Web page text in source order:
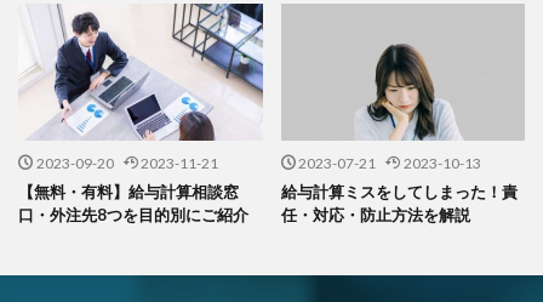
2023-09-20 2023-11-21
【無料・有料】給与計算相談窓
口・外注先8つを目的別にご紹介
2023-07-21 2023-10-13
給与計算ミスをしてしまった！責
任・対応・防止方法を解説